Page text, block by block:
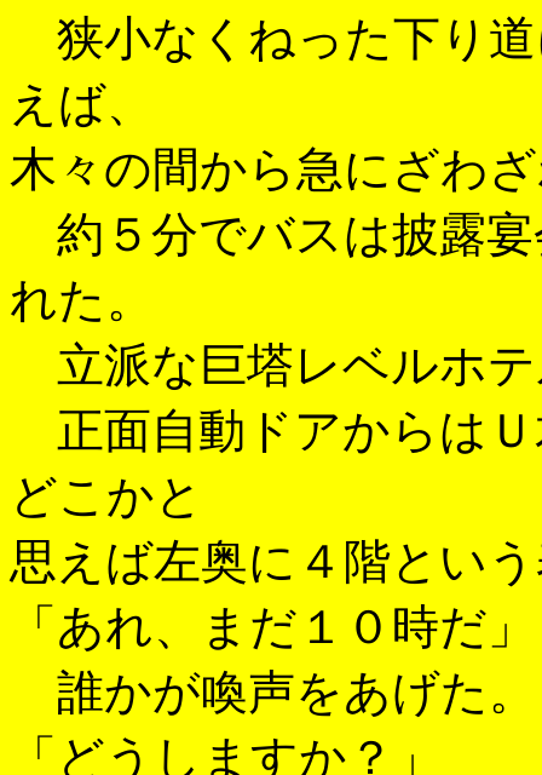
狭小なくねった下り
えば、
木々の間から急にざわ
約５分でバスは披露
れた。
立派な巨塔レベルホ
正面自動ドアからは
どこかと
思えば左奥に４階とい
「あれ、まだ１０時だ」
誰かが喚声をあげた。
「どうしますか？」